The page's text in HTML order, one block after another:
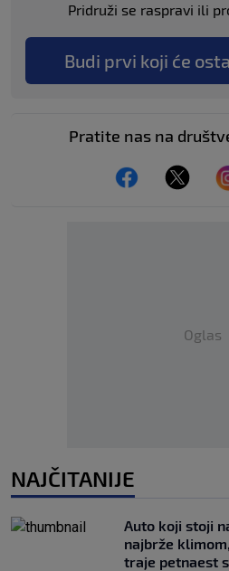
Pridruži se raspravi ili
Budi prvi koji će
Pratite nas na
Oglas
NAJČITANIJE
Auto koji stoji
najbrže
traje petnaest